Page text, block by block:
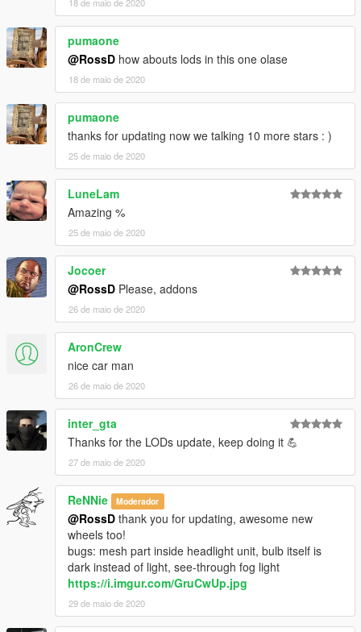
pumaone
@RossD how abouts lods in this one olase
18 de maio de 2020
pumaone
thanks for updating now we talking 10 more stars : )
25 de maio de 2020
LuneLam
Amazing %
25 de maio de 2020
Jocoer
@RossD Please, addons
26 de maio de 2020
AronCrew
nice car man
26 de maio de 2020
inter_gta
Thanks for the LODs update, keep doing it 💪
27 de maio de 2020
ReNNie Moderador
@RossD thank you for updating, awesome new
wheels too!
bugs: mesh part inside headlight unit, bulb itself is
dark instead of light, see-through fog light
https://i.imgur.com/GruCwUp.jpg
29 de maio de 2020